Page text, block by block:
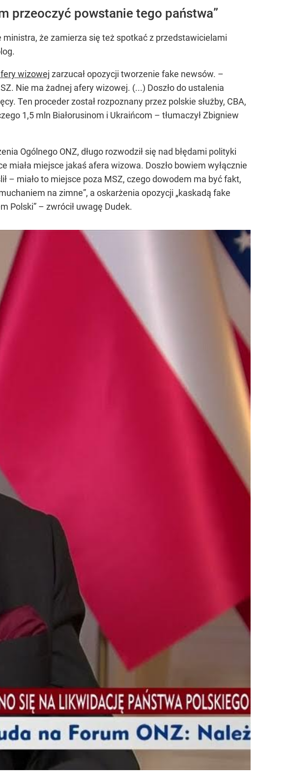
przeoczyć powstanie tego państwa”
że zamierza się też spotkać z przedstawicielami
wizowej zarzucał opozycji tworzenie fake newsów. –
Nie ma żadnej afery wizowej. (...) Doszło do ustalenia
Ten proceder został rozpoznany przez polskie służby, CBA,
1,5 mln Białorusinom i Ukraińcom – tłumaczył Zbigniew
Ogólnego ONZ, długo rozwodził się nad błędami polityki
miała miejsce jakaś afera wizowa. Doszło bowiem wyłącznie
– miało to miejsce poza MSZ, czego dowodem ma być fakt,
na zimne”, a oskarżenia opozycji „kaskadą fake
Polski” – zwrócił uwagę Dudek.